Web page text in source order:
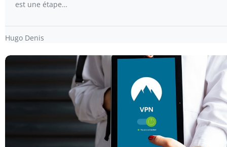
est une étape…
Hugo Denis